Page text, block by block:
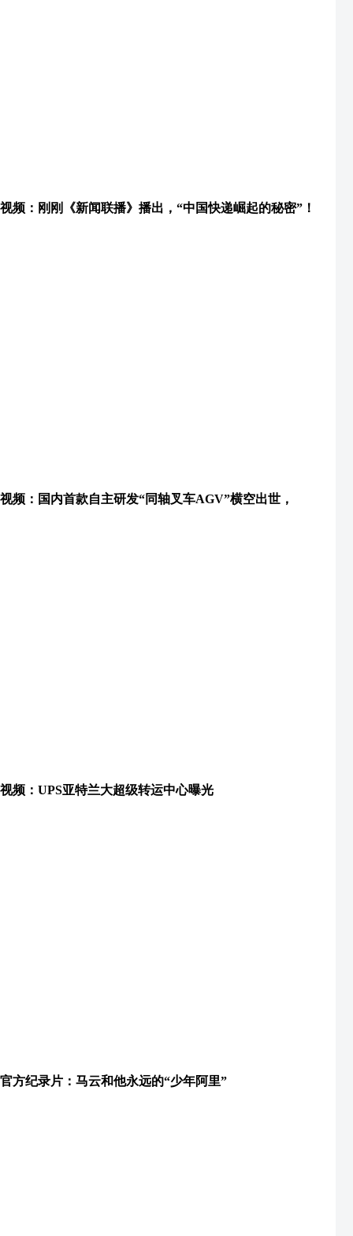
视频：刚刚《新闻联播》播出，“中国快递崛起的秘密”！
视频：国内首款自主研发“同轴叉车AGV”横空出世，
视频：UPS亚特兰大超级转运中心曝光
官方纪录片：马云和他永远的“少年阿里”